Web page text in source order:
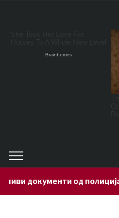
документи од полиција